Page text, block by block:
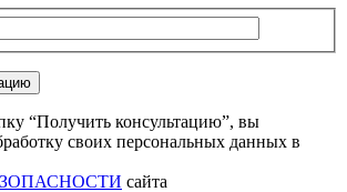
“Получить консультацию”, вы
своих персональных данных в
сайта